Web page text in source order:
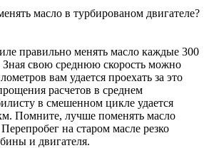
масло в турбированом двигателе?
правильно менять масло каждые 300
Зная свою среднюю скорость можно
вам удается проехать за это
расчетов в среднем
в смешенном цикле удается
Помните, лучше поменять масло
на старом масле резко
и двигателя.